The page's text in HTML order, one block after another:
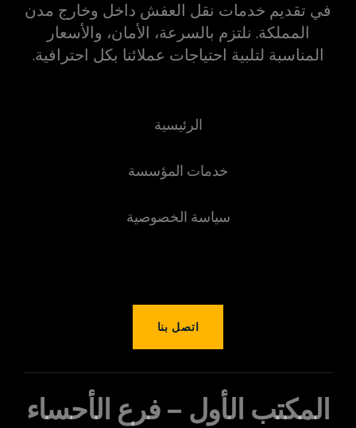
في تقديم خدمات نقل العفش داخل وخارج مدن
المملكة. نلتزم بالسرعة، الأمان، والأسعار
المناسبة لتلبية احتياجات عملائنا بكل احترافية.
الرئيسية
خدمات المؤسسة
سياسة الخصوصية
اتصل بنا
المكتب الأول – فرع الأحساء